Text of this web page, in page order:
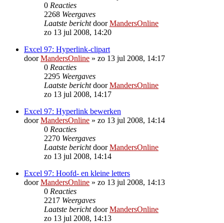
0 Reacties
2268 Weergaves
Laatste berichtdoorMandersOnline
zo 13 jul 2008, 14:20
Excel 97: Hyperlink-clipart
doorMandersOnline » zo 13 jul 2008, 14:17
0 Reacties
2295 Weergaves
Laatste berichtdoorMandersOnline
zo 13 jul 2008, 14:17
Excel 97: Hyperlink bewerken
doorMandersOnline » zo 13 jul 2008, 14:14
0 Reacties
2270 Weergaves
Laatste berichtdoorMandersOnline
zo 13 jul 2008, 14:14
Excel 97: Hoofd- en kleine letters
doorMandersOnline » zo 13 jul 2008, 14:13
0 Reacties
2217 Weergaves
Laatste berichtdoorMandersOnline
zo 13 jul 2008, 14:13